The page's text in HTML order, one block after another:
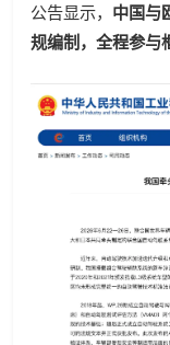
公告显示， 中国与
规编制，全程参与